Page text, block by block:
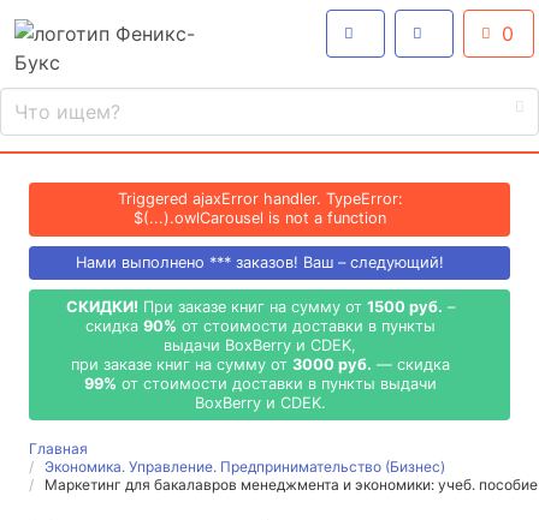
0
Triggered ajaxError handler. TypeError:
$(...).owlCarousel is not a function
Нами выполнено *** заказов! Ваш – следующий!
СКИДКИ! При заказе книг на сумму от 1500 руб. –
скидка 90% от стоимости доставки в пункты
выдачи BoxBerry и CDEK,
при заказе книг на сумму от 3000 руб. — скидка
99% от стоимости доставки в пункты выдачи
BoxBerry и CDEK.
Главная
Экономика. Управление. Предпринимательство (Бизнес)
Маркетинг для бакалавров менеджмента и экономики: учеб. пособие